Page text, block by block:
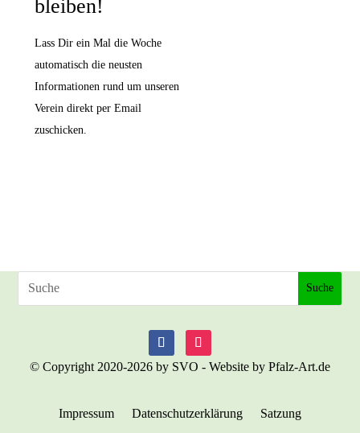
bleiben!
Lass Dir ein Mal die Woche
automatisch die neusten
Informationen rund um unseren
Verein direkt per Email
zuschicken.
© Copyright 2020-2026 by SVO - Website by Pfalz-Art.de
Impressum Datenschutzerklärung
Satzung